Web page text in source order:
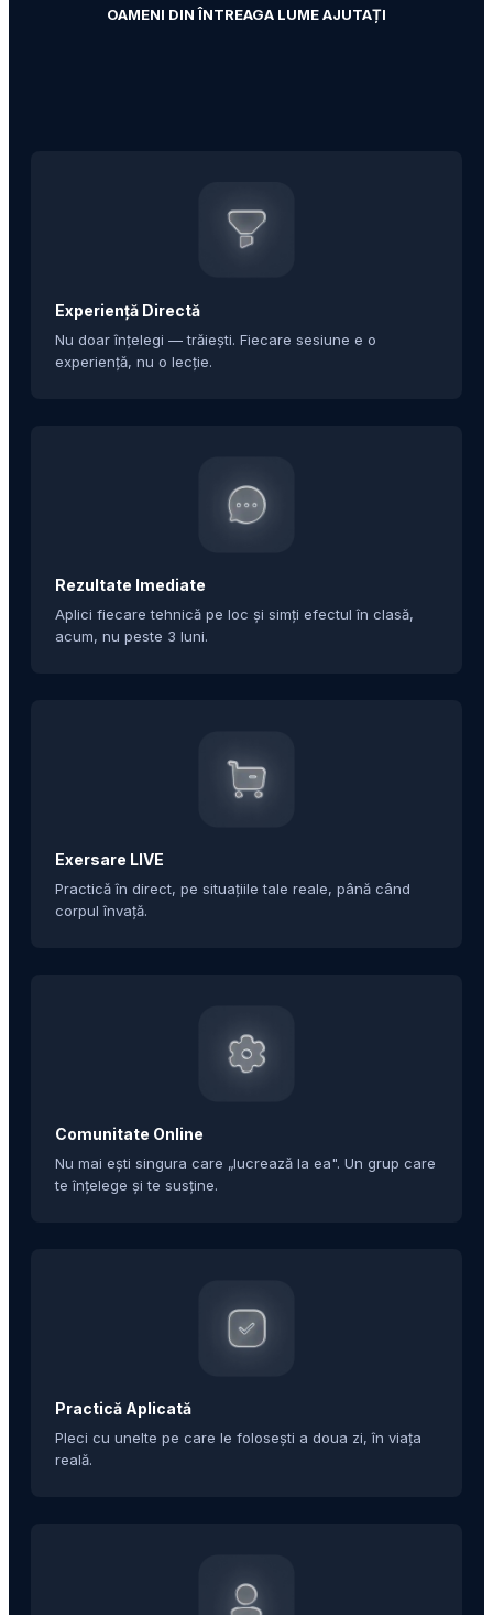
OAMENI DIN ÎNTREAGA LUME AJUTAȚI
Experiență Directă
Nu doar înțelegi — trăiești. Fiecare sesiune e o
experiență, nu o lecție.
Rezultate Imediate
Aplici fiecare tehnică pe loc și simți efectul în clasă,
acum, nu peste 3 luni.
Exersare LIVE
Practică în direct, pe situațiile tale reale, până când
corpul învață.
Comunitate Online
Nu mai ești singura care „lucrează la ea". Un grup care
te înțelege și te susține.
Practică Aplicată
Pleci cu unelte pe care le folosești a doua zi, în viața
reală.